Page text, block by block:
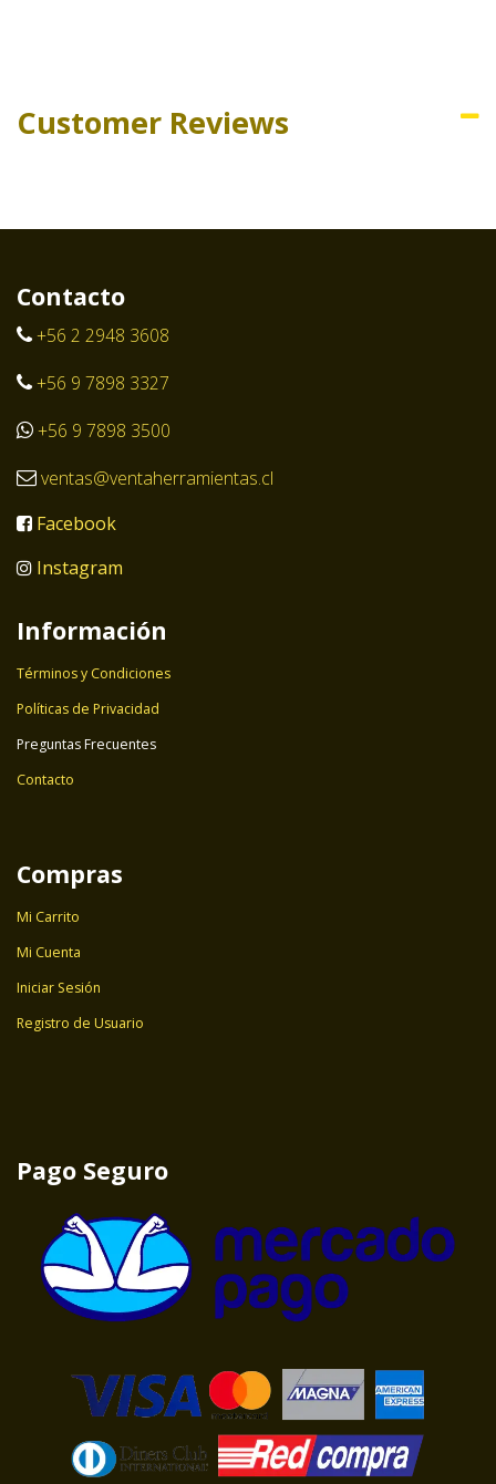
Customer Reviews
Contacto
+56 2 2948 3608
+56 9 7898 3327
+56 9 7898 3500
ventas@ventaherramientas.cl
Facebook
Instagram
Información
Términos y Condiciones
Políticas de Privacidad
Preguntas Frecuentes
Contacto
Compras
Mi Carrito
Mi Cuenta
Iniciar Sesión
Registro de Usuario
Pago Seguro